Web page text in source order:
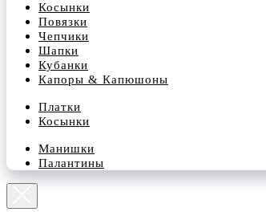
Косынки
Повязки
Чепчики
Шапки
Кубанки
Капоры & Капюшоны
Платки
Косынки
Манишки
Палантины